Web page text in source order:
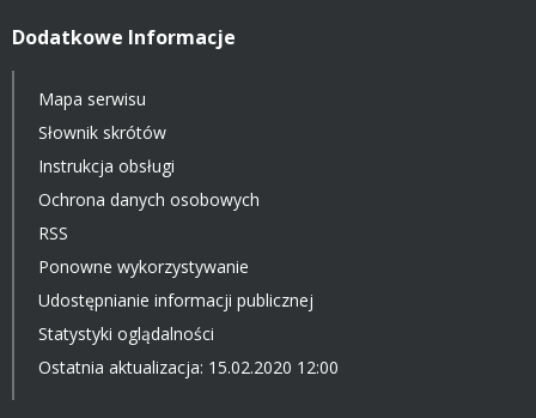
Dodatkowe Informacje
Mapa serwisu
Słownik skrótów
Instrukcja obsługi
Ochrona danych osobowych
RSS
Ponowne wykorzystywanie
Udostępnianie informacji publicznej
Statystyki oglądalności
Ostatnia aktualizacja: 15.02.2020 12:00